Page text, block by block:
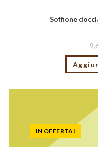
Soffione
IN OFFERTA!